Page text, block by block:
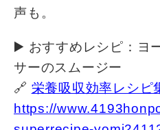
声も。
▶️ おすすめレシピ：ヨ
サーのスムージー
🔗 栄養吸収効率レシピ
https://